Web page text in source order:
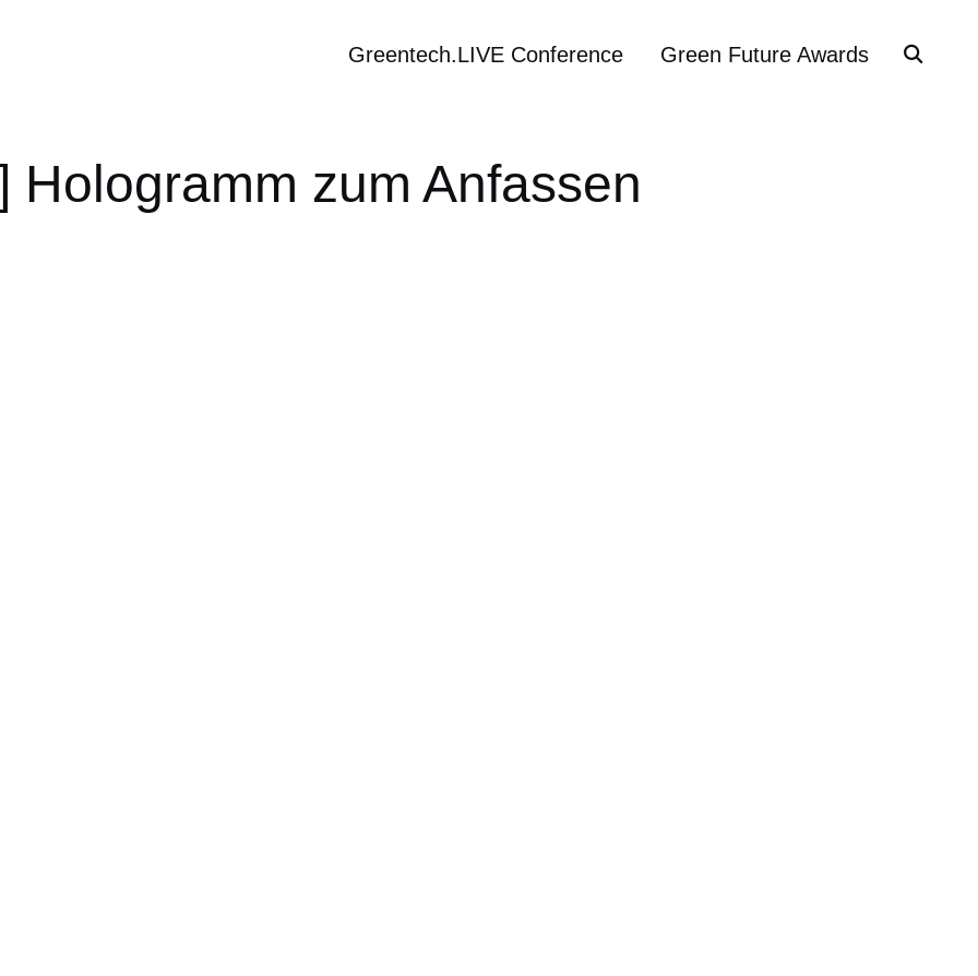
Greentech.LIVE Conference Green Future Awards
Hologramm zum Anfassen